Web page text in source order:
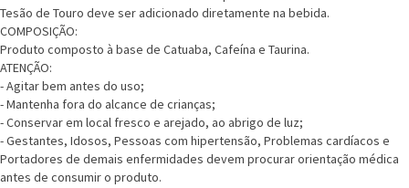
Tesão de Touro deve ser adicionado diretamente na bebida.
COMPOSIÇÃO:
Produto composto à base de Catuaba, Cafeína e Taurina.
ATENÇÃO:
- Agitar bem antes do uso;
- Mantenha fora do alcance de crianças;
- Conservar em local fresco e arejado, ao abrigo de luz;
- Gestantes, Idosos, Pessoas com hipertensão, Problemas cardíacos e
Portadores de demais enfermidades devem procurar orientação médica
antes de consumir o produto.